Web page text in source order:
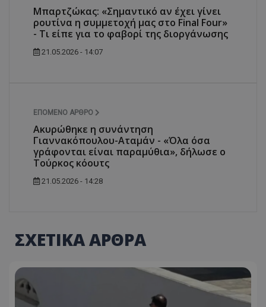
Μπαρτζώκας: «Σημαντικό αν έχει γίνει
ρουτίνα η συμμετοχή μας στο Final Four»
- Τι είπε για το φαβορί της διοργάνωσης
21.05.2026 - 14:07
ΕΠΌΜΕΝΟ ΆΡΘΡΟ
Ακυρώθηκε η συνάντηση
Γιαννακόπουλου-Αταμάν - «Όλα όσα
γράφονται είναι παραμύθια», δήλωσε ο
Τούρκος κόουτς
21.05.2026 - 14:28
ΣΧΕΤΙΚΑ ΑΡΘΡΑ